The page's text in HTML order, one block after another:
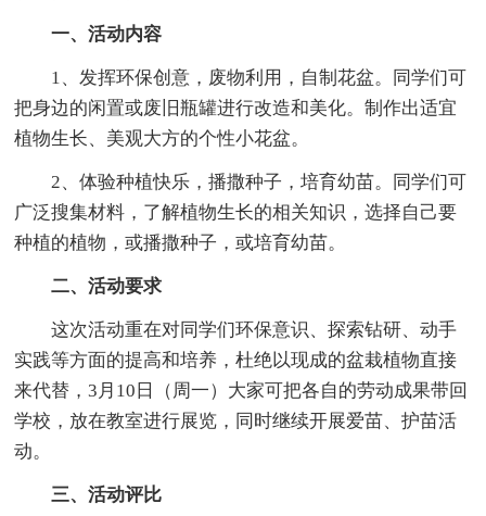
一、活动内容
1、发挥环保创意，废物利用，自制花盆。同学们可
把身边的闲置或废旧瓶罐进行改造和美化。制作出适宜
植物生长、美观大方的个性小花盆。
2、体验种植快乐，播撒种子，培育幼苗。同学们可
广泛搜集材料，了解植物生长的相关知识，选择自己要
种植的植物，或播撒种子，或培育幼苗。
二、活动要求
这次活动重在对同学们环保意识、探索钻研、动手
实践等方面的提高和培养，杜绝以现成的盆栽植物直接
来代替，3月10日（周一）大家可把各自的劳动成果带回
学校，放在教室进行展览，同时继续开展爱苗、护苗活
动。
三、活动评比